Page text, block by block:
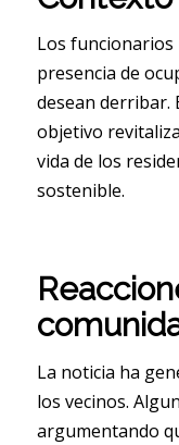
Los funcionarios
presencia de
desean derribar.
objetivo
vida de los
sostenible.
La noticia ha
los vecinos.
argumentando